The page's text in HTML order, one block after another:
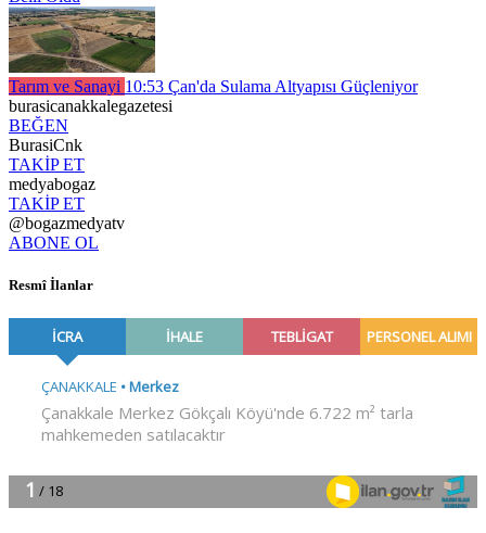
Tarım ve Sanayi 10:53 Çan'da Sulama Altyapısı Güçleniyor
burasicanakkalegazetesi
BEĞEN
BurasiCnk
TAKİP ET
medyabogaz
TAKİP ET
@bogazmedyatv
ABONE OL
Resmî İlanlar